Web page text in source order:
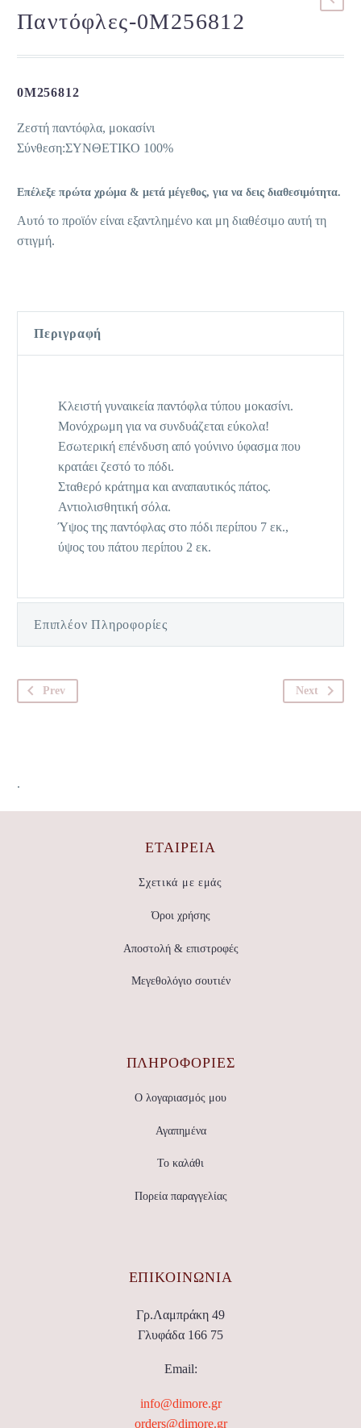
Παντόφλες-0M256812
0M256812
Ζεστή παντόφλα, μοκασίνι
Σύνθεση:ΣΥΝΘΕΤΙΚΟ 100%
Επέλεξε πρώτα χρώμα & μετά μέγεθος, για να δεις διαθεσιμότητα.
Αυτό το προϊόν είναι εξαντλημένο και μη διαθέσιμο αυτή τη
στιγμή.
Περιγραφή
Κλειστή γυναικεία παντόφλα τύπου μοκασίνι.
Μονόχρωμη για να συνδυάζεται εύκολα!
Εσωτερική επένδυση από γούνινο ύφασμα που
κρατάει ζεστό το πόδι.
Σταθερό κράτημα και αναπαυτικός πάτος.
Αντιολισθητική σόλα.
Ύψος της παντόφλας στο πόδι περίπου 7 εκ.,
ύψος του πάτου περίπου 2 εκ.
Επιπλέον Πληροφορίες
Prev Next
.
ΕΤΑΙΡΕΊΑ
Σχετικά με εμάς
Όροι χρήσης
Αποστολή & επιστροφές
Μεγεθολόγιο σουτιέν
ΠΛΗΡΟΦΟΡΙΕΣ
Ο λογαριασμός μου
Αγαπημένα
Το καλάθι
Πορεία παραγγελίας
ΕΠΙΚΟΙΝΩΝΊΑ
Γρ.Λαμπράκη 49
Γλυφάδα 166 75
Email:
info@dimore.gr
orders@dimore.gr